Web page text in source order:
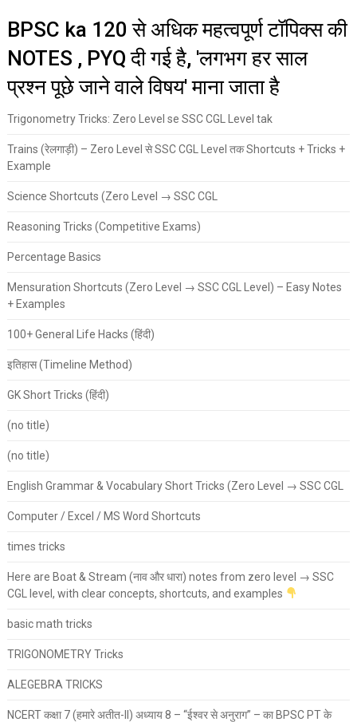
BPSC ka 120 से अधिक महत्वपूर्ण टॉपिक्स की
NOTES , PYQ दी गई है, 'लगभग हर साल
प्रश्न पूछे जाने वाले विषय' माना जाता है
Trigonometry Tricks: Zero Level se SSC CGL Level tak
Trains (रेलगाड़ी) – Zero Level से SSC CGL Level तक Shortcuts + Tricks +
Example
Science Shortcuts (Zero Level → SSC CGL
Reasoning Tricks (Competitive Exams)
Percentage Basics
Mensuration Shortcuts (Zero Level → SSC CGL Level) – Easy Notes
+ Examples
100+ General Life Hacks (हिंदी)
इतिहास (Timeline Method)
GK Short Tricks (हिंदी)
(no title)
(no title)
English Grammar & Vocabulary Short Tricks (Zero Level → SSC CGL
Computer / Excel / MS Word Shortcuts
times tricks
Here are Boat & Stream (नाव और धारा) notes from zero level → SSC
CGL level, with clear concepts, shortcuts, and examples
basic math tricks
TRIGONOMETRY Tricks
ALEGEBRA TRICKS
NCERT कक्षा 7 (हमारे अतीत-II) अध्याय 8 – “ईश्वर से अनुराग” – का BPSC PT के